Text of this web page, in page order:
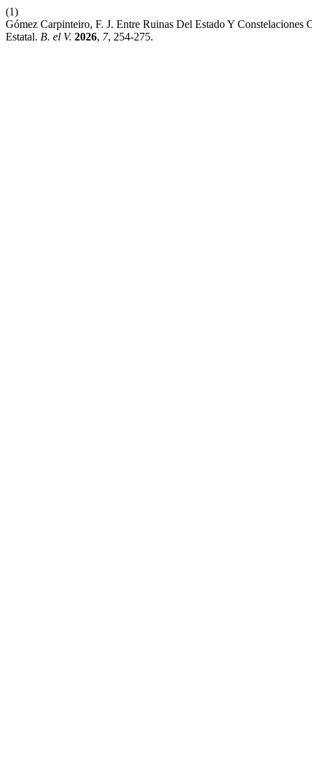
(1)
Gómez Carpinteiro, F. J. Entre Ruinas Del Estado Y
Estatal. B. el V. 2026, 7, 254-275.